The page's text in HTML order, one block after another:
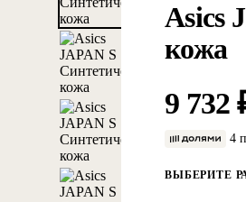
Asics
кожа
9 732
4
ВЫБЕРИТЕ